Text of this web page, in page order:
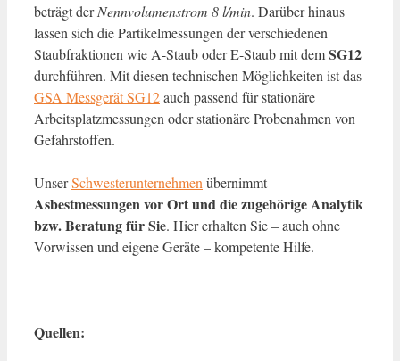
beträgt derNennvolumenstrom 8 l/min. Darüber hinaus
lassen sich die Partikelmessungen der verschiedenen
Staubfraktionen wie A-Staub oder E-Staub mit demSG12
durchführen. Mit diesen technischen Möglichkeiten ist das
GSA Messgerät SG12auch passend für stationäre
Arbeitsplatzmessungen oder stationäre Probenahmen von
Gefahrstoffen.
UnserSchwesterunternehmen übernimmt
Asbestmessungen vor Ort und die zugehörige Analytik
bzw. Beratung für Sie. Hier erhalten Sie – auch ohne
Vorwissen und eigene Geräte – kompetente Hilfe.
Quellen: